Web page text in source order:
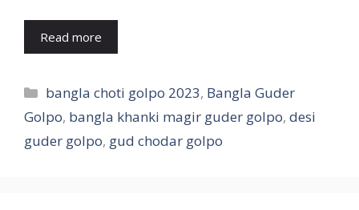
Read more
Categories
bangla choti golpo 2023, Bangla Guder
Golpo, bangla khanki magir guder golpo, desi
guder golpo, gud chodar golpo